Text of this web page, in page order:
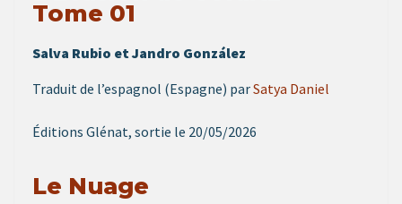
Tome 01
Salva Rubio et Jandro González
Traduit de l’espagnol (Espagne) parSatya Daniel
Éditions Glénat, sortie le 20/05/2026
Le Nuage